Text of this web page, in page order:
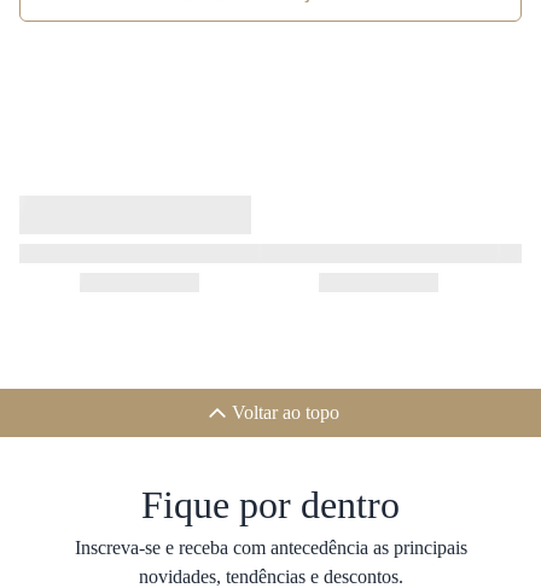
Voltar ao topo
Fique por dentro
Inscreva-se e receba com antecedência as principais
novidades, tendências e descontos.